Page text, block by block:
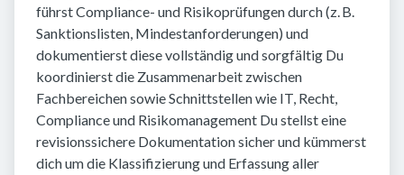
führst Compliance- und Risikoprüfungen durch (z. B.
Sanktionslisten, Mindestanforderungen) und
dokumentierst diese vollständig und sorgfältig Du
koordinierst die Zusammenarbeit zwischen
Fachbereichen sowie Schnittstellen wie IT, Recht,
Compliance und Risikomanagement Du stellst eine
revisionssichere Dokumentation sicher und kümmerst
dich um die Klassifizierung und Erfassung aller